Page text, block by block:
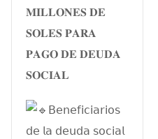
𝐌𝐈𝐋𝐋𝐎𝐍𝐄𝐒 𝐃𝐄
𝐒𝐎𝐋𝐄𝐒 𝐏𝐀𝐑𝐀
𝐏𝐀𝐆𝐎 𝐃𝐄 𝐃𝐄𝐔𝐃𝐀
𝐒𝐎𝐂𝐈𝐀𝐋
𝖡𝖾𝗇𝖾𝖿𝗂𝖼𝗂𝖺𝗋𝗂𝗈𝗌
𝖽𝖾 𝗅𝖺 𝖽𝖾𝗎𝖽𝖺 𝗌𝗈𝖼𝗂𝖺𝗅